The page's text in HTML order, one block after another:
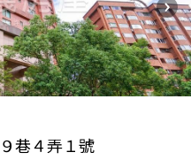
巷４弄１號